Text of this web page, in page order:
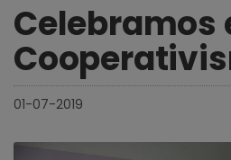
Celebramos
01-07-2019